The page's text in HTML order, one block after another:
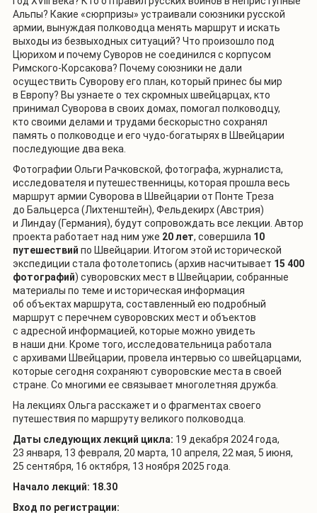
Альпы? Какие «сюрпризы» устраивали союзники русской
армии, вынуждая полководца менять маршрут и искать
выходы из безвыходных ситуаций? Что произошло под
Цюрихом и почему Суворов не соединился с корпусом
Римского-Корсакова? Почему союзники не дали
осуществить Суворову его план, который принес бы мир
в Европу? Вы узнаете о техскромныхшвейцарцах, кто
принимал Суворова в своих домах, помогал полководцу,
кто своими делами и трудами бескорыстно сохранял
память о полководце и его чудо-богатырях в Швейцарии
последующие два века.
Фотографии Ольги Рачковской, фотографа, журналиста,
исследователя и путешественницы, которая прошла весь
маршрут армии Суворова в Швейцарии от Понте Треза
до Бальцерса (Лихтенштейн), Фельдекирх (Австрия)
и Линдау (Германия), будут сопровождать все лекции. Автор
проекта работает над ним уже 20 лет, совершила 10
путешествий по Швейцарии. Итогом этой исторической
экспедиции стала фотолетопись (архив насчитывает 15 400
фотографий) суворовских мест в Швейцарии, собранные
материалы по теме и историческая информация
об объектах маршрута, составленный ею подробный
маршрут с перечнем суворовских мест и объектов
с адресной информацией, которые можно увидеть
в наши дни. Кроме того, исследовательница работала
с архивами Швейцарии, провела интервью со швейцарцами,
которые сегодня сохраняют суворовские места в своей
стране. Со многими ее связывает многолетняя дружба.
На лекциях Ольга расскажет и о фрагментах своего
путешествия по маршруту великого полководца.
Даты следующих лекций цикла: 19 декабря 2024 года,
23 января, 13 февраля, 20 марта, 10 апреля, 22 мая, 5 июня,
25 сентября, 16 октября, 13 ноября 2025 года.
Начало лекций: 18.30
Вход по регистрации: